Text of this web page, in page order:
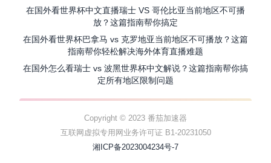
在国外看世界杯中文直播瑞士 VS 哥伦比亚当前地区不可播
放？这篇指南帮你搞定
在国外看世界杯巴拿马 vs 克罗地亚当前地区不可播放？这篇
指南帮你轻松解决海外体育直播难题
在国外怎么看瑞士 vs 波黑世界杯中文解说？这篇指南帮你搞
定所有地区限制问题
Copyright © 2023 番茄加速器
互联网虚拟专用网业务许可证 B1-20231050
湘ICP备2023004234号-7